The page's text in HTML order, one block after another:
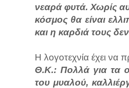
νεαρά φυτά. Χωρίς
κόσμος θα είναι
και η καρδιά τους
Η λογοτεχνία έχει να
Θ.Κ.: Πολλά για τα
του μυαλού,